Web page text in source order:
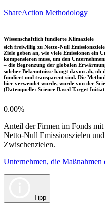
ShareAction Methodology
Wissenschaftlich fundierte Klimaziele
sich freiwillig zu Netto-Null
Ziele geben an, wie viele Emissionen ein
kompensieren muss, um den
– die Begrenzung der globalen
solcher Bekenntnisse hängt davon ab, ob
fundiert und transparent sind. Die
hier verwendet wurde, wurde von der
(Datenquelle: Science Based Target
0.00%
Anteil der Firmen im Fonds
Netto-Null Emissionszielen
Zwischenzielen.
Unternehmen, die
Tipp